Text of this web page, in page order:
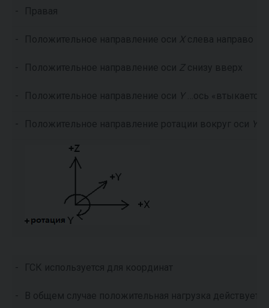
- Правая
- Положительное направление оси X слева направо
- Положительное направление оси Zснизу вверх
- Положительное направление оси Y …ось
- Положительное направление ротации вокруг оси Y
- ГСК используется для координат
- В общем случае положительная нагрузка